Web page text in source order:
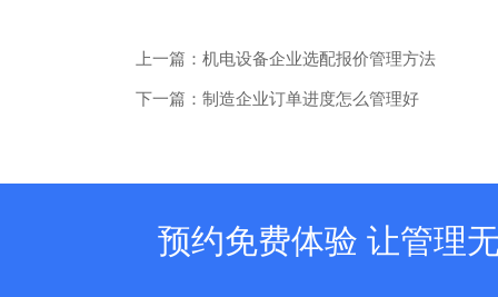
上一篇：机电设备企业选配报价管理方法
下一篇：制造企业订单进度怎么管理好
预约免费体验 让管理